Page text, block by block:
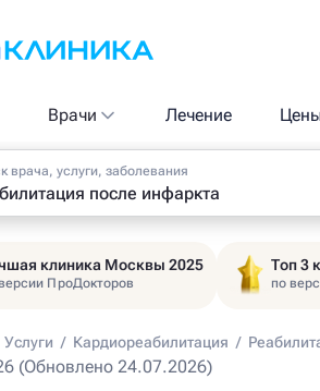
Врачи Лечение
врача, услуги, заболевания
клиника Москвы 2025
ПроДокторов
Топ 3
по
Услуги / Кардиореабилитация /
(Обновлено 24.07.2026)